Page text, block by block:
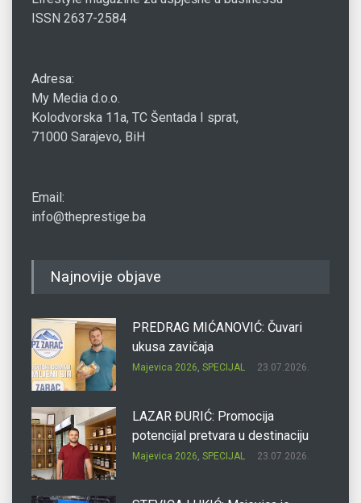
ISSN 2637-2584
Adresa:
My Media d.o.o.
Kolodvorska 11a, TC Šentada I sprat,
71000 Sarajevo, BiH
Email:
info@theprestige.ba
Najnovije objave
PREDRAG MIĆANOVIĆ: Čuvari
ukusa zavičaja
Majevica 2026, SPECIJAL 23.07.2026.
LAZAR ĐURIĆ: Promocija
potencijal pretvara u destinaciju
Majevica 2026, SPECIJAL 23.07.2026.